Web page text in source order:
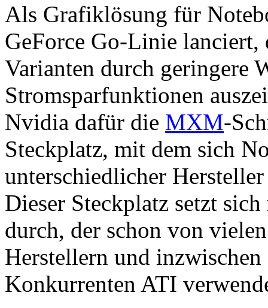
Als Grafiklösung für
GeForce Go-Linie lanciert,
Varianten durch geringere
Stromsparfunktionen
Nvidia dafür die MXM-
Steckplatz, mit dem sich
unterschiedlicher
Dieser Steckplatz setzt
durch, der schon von
Herstellern und
Konkurrenten ATI